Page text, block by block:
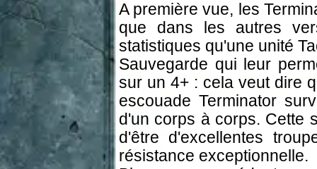
A première vue, les
que dans les autres
statistiques qu'une unité
Sauvegarde qui leur
sur un 4+ : cela veut dire
escouade Terminator
d'un corps à corps. Cette
d'être d'excellentes
résistance exceptionnelle.